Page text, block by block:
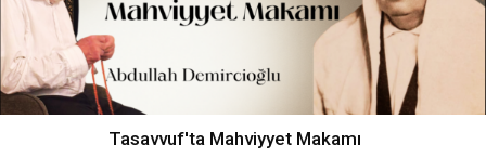
Tasavvuf'ta Mahviyyet Makamı